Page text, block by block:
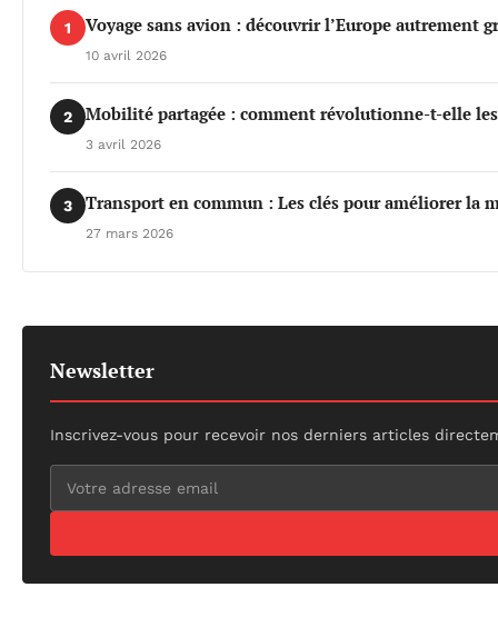
1 Voyage sans avion : découvrir l’Europe autrement
10 avril 2026
2 Mobilité partagée : comment révolutionne-t-elle
3 avril 2026
3 Transport en commun : Les clés pour améliorer la
27 mars 2026
Newsletter
Inscrivez-vous pour recevoir nos derniers articles